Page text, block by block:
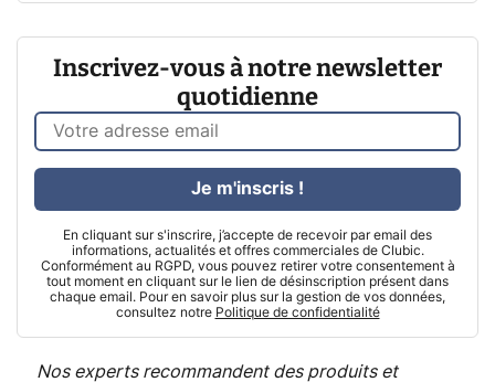
Inscrivez-vous à notre newsletter
quotidienne
En cliquant sur s'inscrire, j’accepte de recevoir par email des
informations, actualités et offres commerciales de Clubic.
Conformément au RGPD, vous pouvez retirer votre consentement à
tout moment en cliquant sur le lien de désinscription présent dans
chaque email. Pour en savoir plus sur la gestion de vos données,
consultez notre Politique de confidentialité
Je m'inscris !
Nos experts recommandent des produits et